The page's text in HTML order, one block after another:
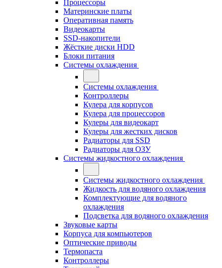
Процессоры
Материнские платы
Оперативная память
Видеокарты
SSD-накопители
Жёсткие диски HDD
Блоки питания
Системы охлаждения
Системы охлаждения
Контроллеры
Кулера для корпусов
Кулера для процессоров
Кулеры для видеокарт
Кулеры для жестких дисков
Радиаторы для SSD
Радиаторы для ОЗУ
Системы жидкостного охлаждения
Системы жидкостного охлаждения
Жидкость для водяного охлаждения
Комплектующие для водяного
охлаждения
Подсветка для водяного охлаждения
Звуковые карты
Корпуса для компьютеров
Оптические приводы
Термопаста
Контроллеры